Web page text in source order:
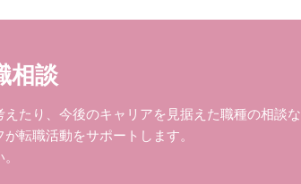
相談
たり、今後のキャリアを見据えた職種の相談な
転職活動をサポートします。